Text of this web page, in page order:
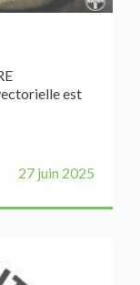
est
27 juin 2025